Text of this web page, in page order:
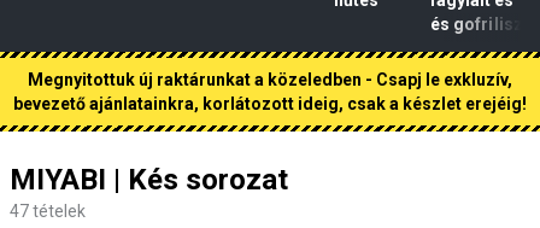
és gofri liszt
Megnyitottuk új raktárunkat a közeledben - Csapj le exkluzív,
bevezető ajánlatainkra, korlátozott ideig, csak a készlet erejéig!
MIYABI | Kés sorozat
47tételek